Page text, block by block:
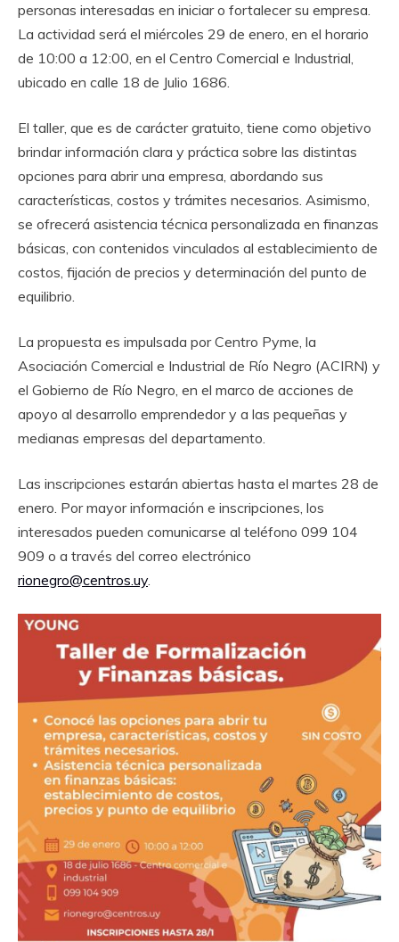
personas interesadas en iniciar o fortalecer su empresa.
La actividad será el miércoles 29 de enero, en el horario
de 10:00 a 12:00, en el Centro Comercial e Industrial,
ubicado en calle 18 de Julio 1686.
El taller, que es de carácter gratuito, tiene como objetivo
brindar información clara y práctica sobre las distintas
opciones para abrir una empresa, abordando sus
características, costos y trámites necesarios. Asimismo,
se ofrecerá asistencia técnica personalizada en finanzas
básicas, con contenidos vinculados al establecimiento de
costos, fijación de precios y determinación del punto de
equilibrio.
La propuesta es impulsada por Centro Pyme, la
Asociación Comercial e Industrial de Río Negro (ACIRN) y
el Gobierno de Río Negro, en el marco de acciones de
apoyo al desarrollo emprendedor y a las pequeñas y
medianas empresas del departamento.
Las inscripciones estarán abiertas hasta el martes 28 de
enero. Por mayor información e inscripciones, los
interesados pueden comunicarse al teléfono 099 104
909 o a través del correo electrónico
rionegro@centros.uy.